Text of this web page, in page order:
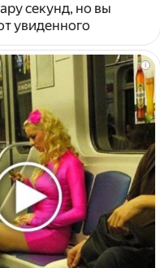
секунд, но вы
увиденного
i